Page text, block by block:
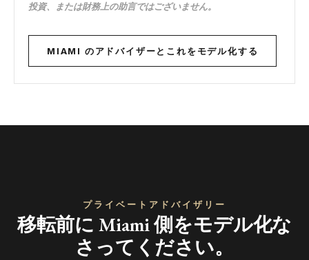
投資、または財務上の助言ではございません。
MIAMI のアドバイザーとこれをモデル化する
プライベートアドバイザリー
移転前に Miami 側をモデル化な
さってください。